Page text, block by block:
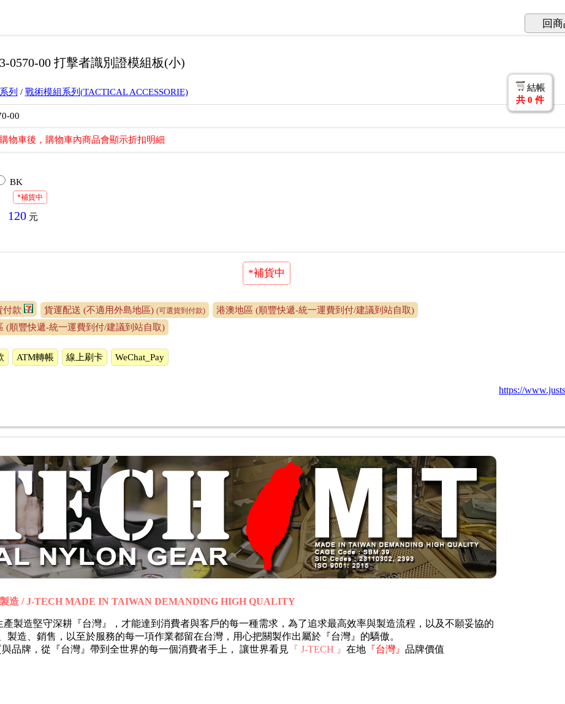
回
0570-00 打擊者識別證模組板(小)
列 / 戰術模組系列(TACTICAL ACCESSORIE)
00
物車後，購物車內商品會顯示折扣明細
BK
*補貨中
120元
*補貨中
付款 貨運配送 (不適用外島地區) (可選貨到付款)
港澳地區 (順豐快遞-統一運費到付/建議到站自取)
(順豐快遞-統一運費到付/建議到站自取)
ATM轉帳 線上刷卡 WeChat_Pay
https://
結帳
共 0 件
造 / J-TECH MADE IN TAIWAN DEMANDING HIGH QUALITY
產製造堅守深耕『台灣』，才能達到消費者與客戶的每一種需求，為了追求最高效率與製造流程，以及不願妥協的
製造、銷售，以至於服務的每一項作業都留在台灣，用心把關製作出屬於『台灣』的驕傲。
品牌，從『台灣』帶到全世界的每一個消費者手上， 讓世界看見 『 J-TECH 』 在地 『台灣』 品牌價值